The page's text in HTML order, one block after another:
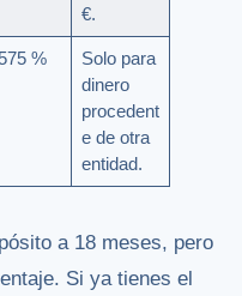
€.
%
Solo para
dinero
procedent
e de otra
entidad.
a 18 meses, pero
Si ya tienes el